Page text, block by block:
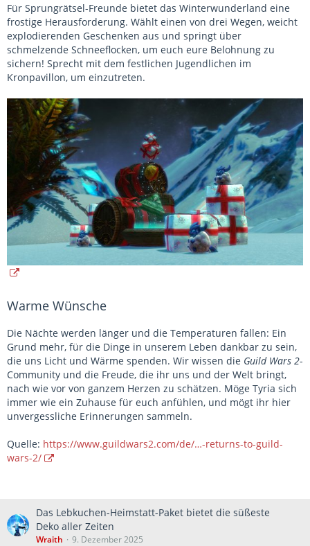
Für Sprungrätsel-Freunde bietet das Winterwunderland eine
frostige Herausforderung. Wählt einen von drei Wegen, weicht
explodierenden Geschenken aus und springt über
schmelzende Schneeflocken, um euch eure Belohnung zu
sichern! Sprecht mit dem festlichen Jugendlichen im
Kronpavillon, um einzutreten.
Warme Wünsche
Die Nächte werden länger und die Temperaturen fallen: Ein
Grund mehr, für die Dinge in unserem Leben dankbar zu sein,
die uns Licht und Wärme spenden. Wir wissen die Guild Wars 2-
Community und die Freude, die ihr uns und der Welt bringt,
nach wie vor von ganzem Herzen zu schätzen. Möge Tyria sich
immer wie ein Zuhause für euch anfühlen, und mögt ihr hier
unvergessliche Erinnerungen sammeln.
Quelle: https://www.guildwars2.com/de/…-returns-to-guild-
wars-2/
Das Lebkuchen-Heimstatt-Paket bietet die süßeste
Deko aller Zeiten
Wraith 9. Dezember 2025